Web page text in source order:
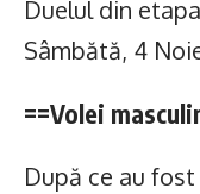
Duelul din
Sâmbătă, 4
==Volei
După ce au